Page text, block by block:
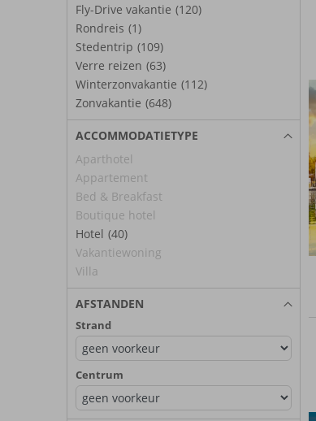
Fly-Drive vakantie (120)
Rondreis (1)
Stedentrip (109)
Verre reizen (63)
Winterzonvakantie (112)
Zonvakantie (648)
ACCOMMODATIETYPE
Aparthotel
Appartement
Bed & Breakfast
Boutique hotel
Hotel (40)
Vakantiewoning
Villa
AFSTANDEN
Strand
Centrum